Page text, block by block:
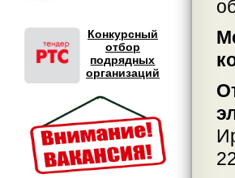
Конкурсный
отбор
подрядных
организаций